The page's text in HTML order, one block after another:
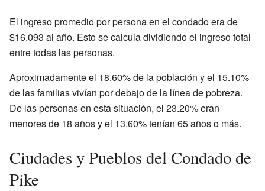
El ingreso promedio por persona en el condado era de
$16.093 al año. Esto se calcula dividiendo el ingreso total
entre todas las personas.
Aproximadamente el 18.60% de la población y el 15.10%
de las familias vivían por debajo de la línea de pobreza.
De las personas en esta situación, el 23.20% eran
menores de 18 años y el 13.60% tenían 65 años o más.
Ciudades y Pueblos del Condado de
Pike